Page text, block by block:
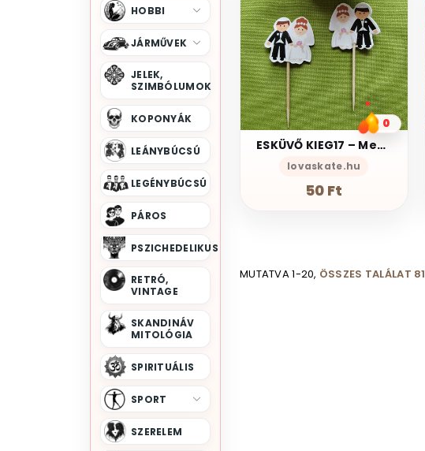
HOBBI
JÁRMŰVEK
JELEK,
SZIMBÓLUMOK
KOPONYÁK
LEÁNYBÚCSÚ
LEGÉNYBÚCSÚ
PÁROS
PSZICHEDELIKUS
RETRÓ,
VINTAGE
SKANDINÁV
MITOLÓGIA
SPIRITUÁLIS
SPORT
SZERELEM
0
ESKÜVŐ KIEG17 – Menyasszony és vőlegény szendvicstű koktélpálcika
lovaskate.hu
50 Ft
MUTATVA 1-20, ÖSSZES TALÁLAT 81